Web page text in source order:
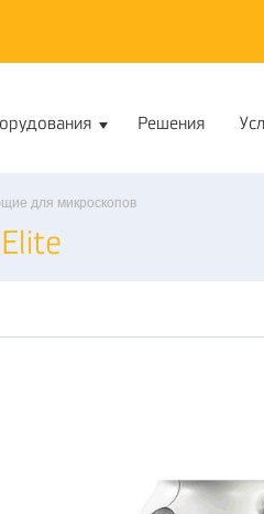
Решения
для микроскопов